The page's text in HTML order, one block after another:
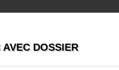
DOSSIER